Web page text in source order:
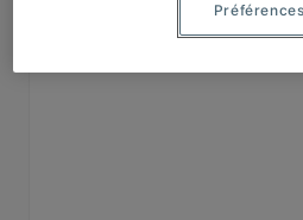
Préférences